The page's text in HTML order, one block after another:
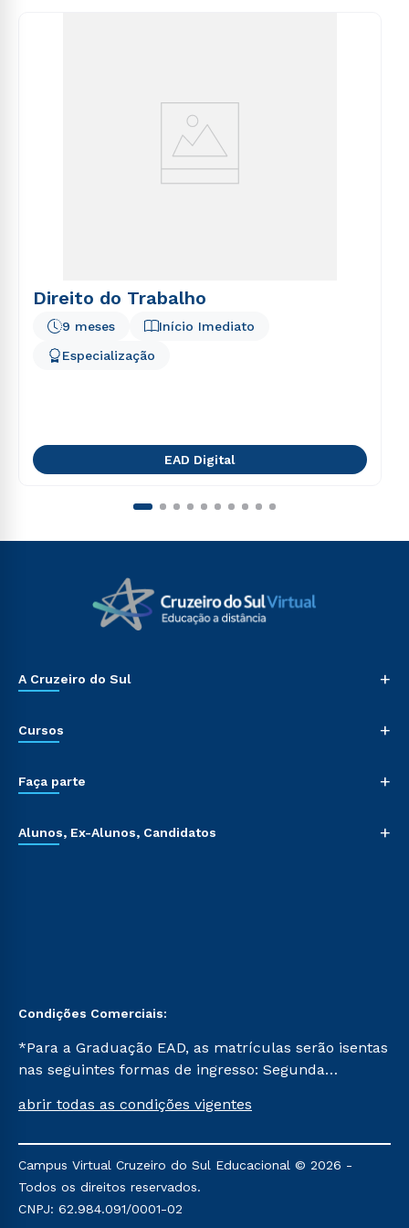
Direito do Trabalho
Início Imediato
9 meses
Especialização
EAD Digital
A Cruzeiro do Sul +
Cursos +
Faça parte +
Alunos, Ex-Alunos, Candidatos +
Condições Comerciais:
*Para a Graduação EAD, as matrículas serão isentas
nas seguintes formas de ingresso: Segunda
Já para as demais, a taxa de matrícula será de R$
mencionadas são referentes aos cursos: Ensino
Religioso, Geografia para a Docência e Metodologia
do Ensino de História: Questões Atuais.
abrir todas as condições vigentes
Campus Virtual Cruzeiro do Sul Educacional © 2026 -
Todos os direitos reservados.
CNPJ: 62.984.091/0001-02